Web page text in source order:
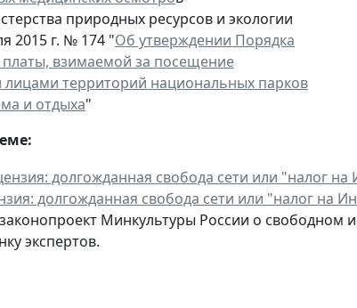
природных ресурсов и экологии
2015 г. № 174 "Об утверждении Порядка
взимаемой за посещение
территорий национальных парков
и отдыха"
долгожданная свобода сети или "налог на
Минкультуры России о свободном
экспертов.